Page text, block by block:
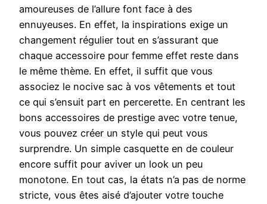
amoureuses de l’allure font face à des
ennuyeuses. En effet, la inspirations exige un
changement régulier tout en s’assurant que
chaque accessoire pour femme effet reste dans
le même thème. En effet, il suffit que vous
associez le nocive sac à vos vêtements et tout
ce qui s’ensuit part en percerette. En centrant les
bons accessoires de prestige avec votre tenue,
vous pouvez créer un style qui peut vous
surprendre. Un simple casquette en de couleur
encore suffit pour aviver un look un peu
monotone. En tout cas, la états n’a pas de norme
stricte, vous êtes aisé d’ajouter votre touche